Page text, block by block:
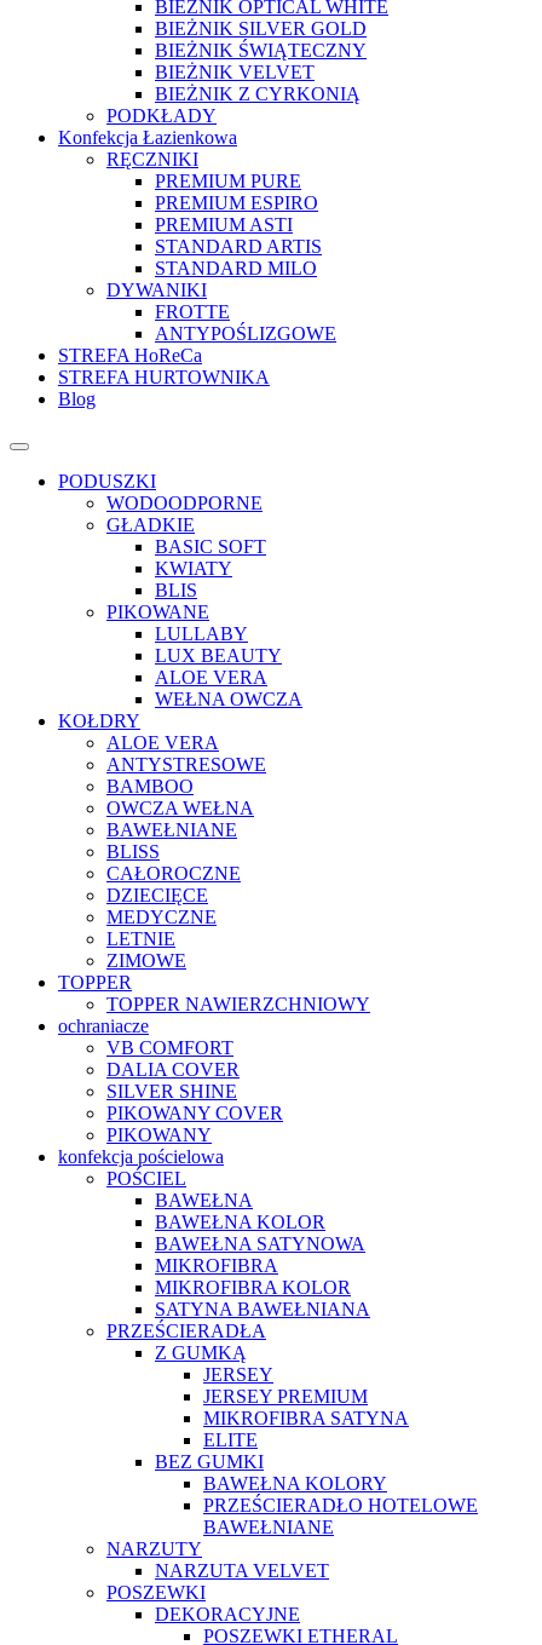
BIEŻNIK OPTICAL WHITE
BIEŻNIK SILVER GOLD
BIEŻNIK ŚWIĄTECZNY
BIEŻNIK VELVET
BIEŻNIK Z CYRKONIĄ
PODKŁADY
Konfekcja Łazienkowa
RĘCZNIKI
PREMIUM PURE
PREMIUM ESPIRO
PREMIUM ASTI
STANDARD ARTIS
STANDARD MILO
DYWANIKI
FROTTE
ANTYPOŚLIZGOWE
STREFA HoReCa
STREFA HURTOWNIKA
Blog
PODUSZKI
WODOODPORNE
GŁADKIE
BASIC SOFT
KWIATY
BLIS
PIKOWANE
LULLABY
LUX BEAUTY
ALOE VERA
WEŁNA OWCZA
KOŁDRY
ALOE VERA
ANTYSTRESOWE
BAMBOO
OWCZA WEŁNA
BAWEŁNIANE
BLISS
CAŁOROCZNE
DZIECIĘCE
MEDYCZNE
LETNIE
ZIMOWE
TOPPER
TOPPER NAWIERZCHNIOWY
ochraniacze
VB COMFORT
DALIA COVER
SILVER SHINE
PIKOWANY COVER
PIKOWANY
konfekcja pościelowa
POŚCIEL
BAWEŁNA
BAWEŁNA KOLOR
BAWEŁNA SATYNOWA
MIKROFIBRA
MIKROFIBRA KOLOR
SATYNA BAWEŁNIANA
PRZEŚCIERADŁA
Z GUMKĄ
JERSEY
JERSEY PREMIUM
MIKROFIBRA SATYNA
ELITE
BEZ GUMKI
BAWEŁNA KOLORY
PRZEŚCIERADŁO HOTELOWE
BAWEŁNIANE
NARZUTY
NARZUTA VELVET
POSZEWKI
DEKORACYJNE
POSZEWKI ETHERAL